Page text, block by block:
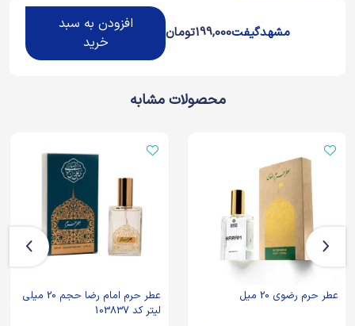
مشهدگیفت199,000تومان
افزودن به سبد
خرید
محصولات مشابه
عطر حرم رضوی 20 میل
عطر حرم امام رضا حجم 20 میلی
لیتر کد 103837